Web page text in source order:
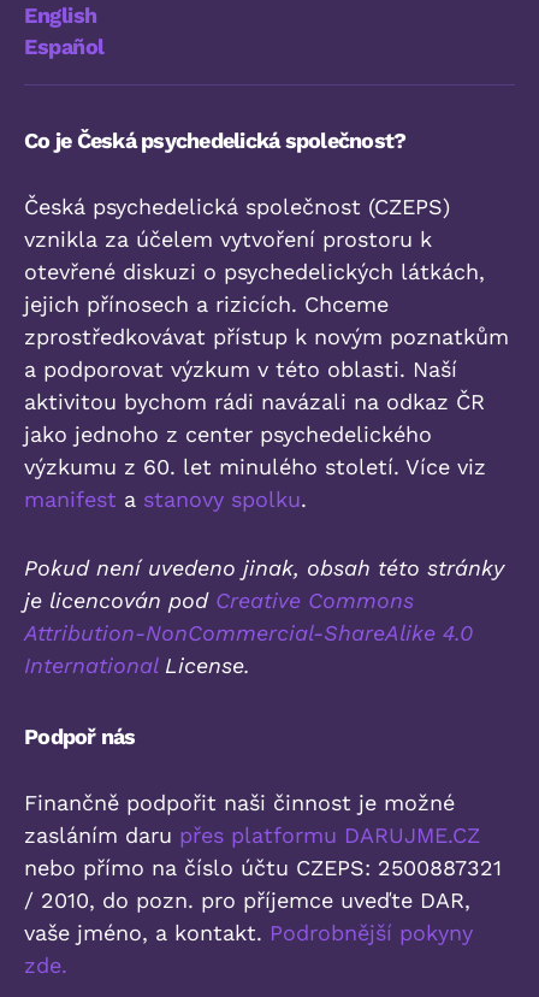
English
Español
Co je Česká psychedelická společnost?
Česká psychedelická společnost (CZEPS)
vznikla za účelem vytvoření prostoru k
otevřené diskuzi o psychedelických látkách,
jejich přínosech a rizicích. Chceme
zprostředkovávat přístup k novým poznatkům
a podporovat výzkum v této oblasti. Naší
aktivitou bychom rádi navázali na odkaz ČR
jako jednoho z center psychedelického
výzkumu z 60. let minulého století. Více viz
manifest a stanovy spolku.
Pokud není uvedeno jinak, obsah této stránky
je licencován pod Creative Commons
Attribution-NonCommercial-ShareAlike 4.0
InternationalLicense.
Podpoř nás
Finančně podpořit naši činnost je možné
zasláním daru přes platformu DARUJME.CZ
nebo přímo na číslo účtu CZEPS: 2500887321
/ 2010, do pozn. pro příjemce uveďte DAR,
vaše jméno, a kontakt. Podrobnější pokyny
zde.